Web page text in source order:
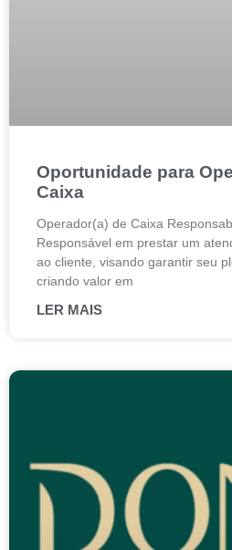
Oportunidade para
Caixa
Operador(a) de Caixa
Responsável em prestar um
ao cliente, visando garantir seu
criando valor em
LER MAIS